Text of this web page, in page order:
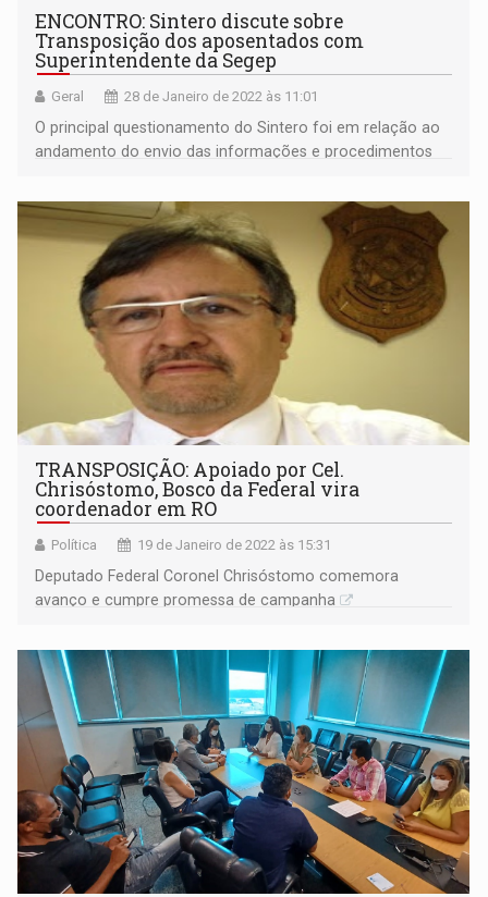
ENCONTRO: Sintero discute sobre
Transposição dos aposentados com
Superintendente da Segep
Geral 28 de Janeiro de 2022 às 11:01
O principal questionamento do Sintero foi em relação ao
andamento do envio das informações e procedimentos
TRANSPOSIÇÃO: Apoiado por Cel.
Chrisóstomo, Bosco da Federal vira
coordenador em RO
Política 19 de Janeiro de 2022 às 15:31
Deputado Federal Coronel Chrisóstomo comemora
avanço e cumpre promessa de campanha